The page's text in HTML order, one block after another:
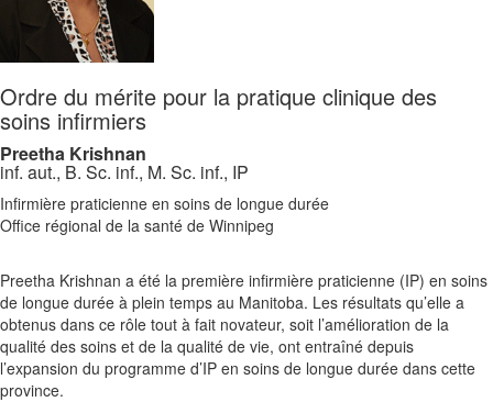
Ordre du mérite pour la pratique clinique des
soins infirmiers
Preetha Krishnan
inf. aut., B. Sc. inf., M. Sc. inf., IP
Infirmière praticienne en soins de longue durée
Office régional de la santé de Winnipeg
Preetha Krishnan a été la première infirmière praticienne (IP) en soins
de longue durée à plein temps au Manitoba. Les résultats qu’elle a
obtenus dans ce rôle tout à fait novateur, soit l’amélioration de la
qualité des soins et de la qualité de vie, ont entraîné depuis
l’expansion du programme d’IP en soins de longue durée dans cette
province.